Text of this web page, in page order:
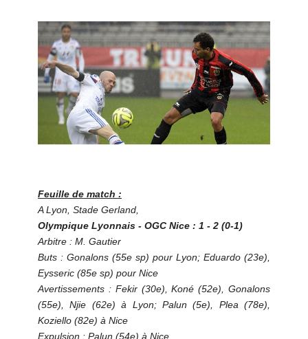
Feuille de match :
A Lyon, Stade Gerland,
Olympique Lyonnais - OGC Nice : 1 - 2 (0-1)
Arbitre : M. Gautier
Buts : Gonalons (55e sp) pour Lyon; Eduardo (23e),
Eysseric (85e sp) pour Nice
Avertissements : Fekir (30e), Koné (52e), Gonalons
(55e), Njie (62e) à Lyon; Palun (5e), Plea (78e),
Koziello (82e) à Nice
Expulsion : Palun (54e) à Nice